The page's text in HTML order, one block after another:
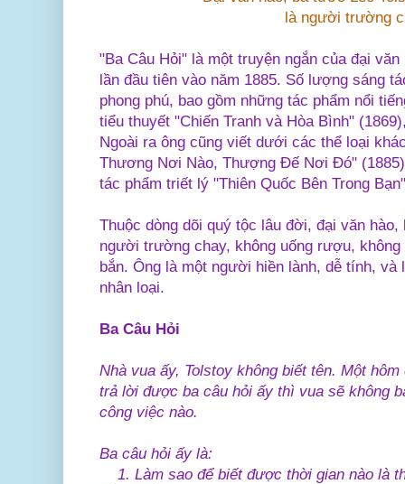
là người trường
"Ba Câu Hỏi" là một truyện ngắn của đại
lần đầu tiên vào năm 1885. Số lượng sáng
phong phú, bao gồm những tác phẩm nổi
tiểu thuyết "Chiến Tranh và Hòa Bình"
Ngoài ra ông cũng viết dưới các thể loại
Thương Nơi Nào, Thượng Đế Nơi Đó"
tác phẩm triết lý "Thiên Quốc Bên Trong
Thuộc dòng dõi quý tộc lâu đời, đại văn
người trường chay, không uống rượu,
bắn. Ông là một người hiền lành, dễ tính, và
nhân loại.
Ba Câu Hỏi
Nhà vua ấy, Tolstoy không biết tên. Một
trả lời được ba câu hỏi ấy thì vua sẽ không
công việc nào.
Ba câu hỏi ấy là:
1. Làm sao để biết được thời gian nào là